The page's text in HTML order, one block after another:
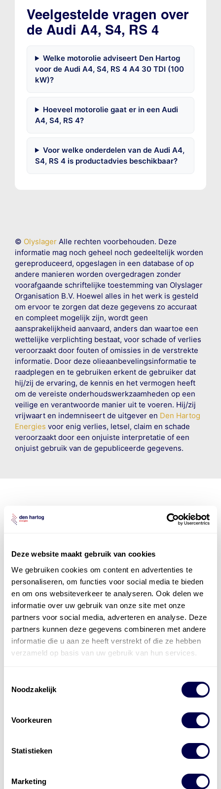
Deze website maakt gebruik van cookies
We gebruiken cookies om content en advertenties te
personaliseren, om functies voor social media te bieden
en om ons websiteverkeer te analyseren. Ook delen we
informatie over uw gebruik van onze site met onze
partners voor social media, adverteren en analyse. Deze
partners kunnen deze gegevens combineren met andere
informatie die u aan ze heeft verstrekt of die ze hebben
verzameld op basis van uw gebruik van hun services.
Noodzakelijk
Voorkeuren
Statistieken
Marketing
Veelgestelde vragen over
de Audi A4, S4, RS 4
Welke motorolie adviseert Den Hartog
voor de Audi A4, S4, RS 4 A4 30 TDI (100
kW)?
Hoeveel motorolie gaat er in een Audi
A4, S4, RS 4?
Voor welke onderdelen van de Audi A4,
S4, RS 4 is productadvies beschikbaar?
© OlyslagerAlle rechten voorbehouden. Deze
informatie mag noch geheel noch gedeeltelijk worden
gereproduceerd, opgeslagen in een database of op
andere manieren worden overgedragen zonder
voorafgaande schriftelijke toestemming van Olyslager
Organisation B.V. Hoewel alles in het werk is gesteld
om ervoor te zorgen dat deze gegevens zo accuraat
en compleet mogelijk zijn, wordt geen
aansprakelijkheid aanvaard, anders dan waartoe een
wettelijke verplichting bestaat, voor schade of verlies
veroorzaakt door fouten of omissies in de verstrekte
informatie. Door deze olieaanbevelingsinformatie te
raadplegen en te gebruiken erkent de gebruiker dat
hij/zij de ervaring, de kennis en het vermogen heeft
om de vereiste onderhoudswerkzaamheden op een
veilige en verantwoorde manier uit te voeren. Hij/zij
vrijwaart en indemniseert de uitgever en Den Hartog
Energies voor enig verlies, letsel, claim en schade
veroorzaakt door een onjuiste interpretatie of een
onjuist gebruik van de gepubliceerde gegevens.
Levert complete
Installatie van laadinfra en accu’s